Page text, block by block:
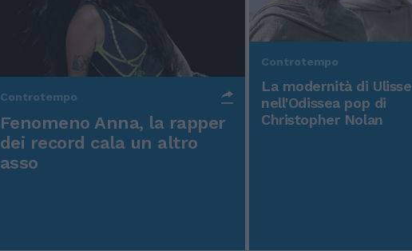
Controtempo
Fenomeno Anna, la rapper
dei record cala un altro
asso
Controtempo
La modernità di Ulisse
nell'Odissea pop di
Christopher Nolan